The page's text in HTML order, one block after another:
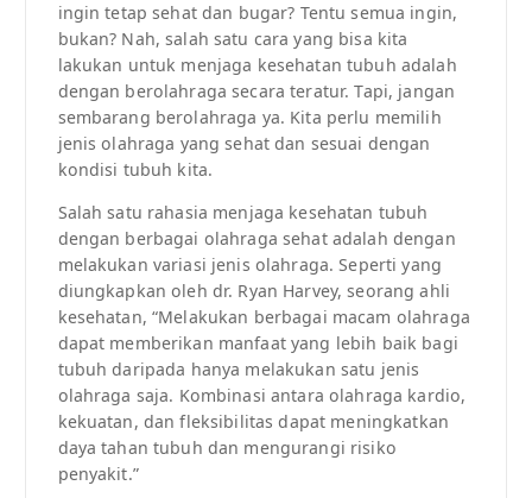
ingin tetap sehat dan bugar? Tentu semua ingin,
bukan? Nah, salah satu cara yang bisa kita
lakukan untuk menjaga kesehatan tubuh adalah
dengan berolahraga secara teratur. Tapi, jangan
sembarang berolahraga ya. Kita perlu memilih
jenis olahraga yang sehat dan sesuai dengan
kondisi tubuh kita.
Salah satu rahasia menjaga kesehatan tubuh
dengan berbagai olahraga sehat adalah dengan
melakukan variasi jenis olahraga. Seperti yang
diungkapkan oleh dr. Ryan Harvey, seorang ahli
kesehatan, “Melakukan berbagai macam olahraga
dapat memberikan manfaat yang lebih baik bagi
tubuh daripada hanya melakukan satu jenis
olahraga saja. Kombinasi antara olahraga kardio,
kekuatan, dan fleksibilitas dapat meningkatkan
daya tahan tubuh dan mengurangi risiko
penyakit.”